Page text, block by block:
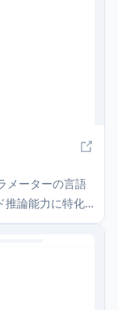
メーターの言語
推論能力に特化
事後トレーニン
パフォーマン